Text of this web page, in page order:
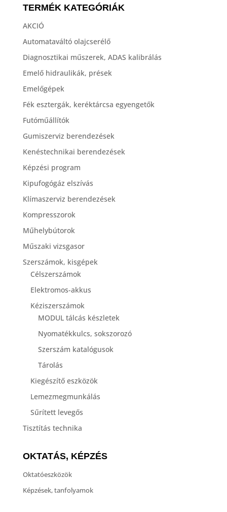
TERMÉK KATEGÓRIÁK
AKCIÓ
Automataváltó olajcserélő
Diagnosztikai műszerek, ADAS kalibrálás
Emelő hidraulikák, prések
Emelőgépek
Fék esztergák, keréktárcsa egyengetők
Futóműállítók
Gumiszerviz berendezések
Kenéstechnikai berendezések
Képzési program
Kipufogógáz elszívás
Klímaszerviz berendezések
Kompresszorok
Műhelybútorok
Műszaki vizsgasor
Szerszámok, kisgépek
Célszerszámok
Elektromos-akkus
Kéziszerszámok
MODUL tálcás készletek
Nyomatékkulcs, sokszorozó
Szerszám katalógusok
Tárolás
Kiegészítő eszközök
Lemezmegmunkálás
Sűrített levegős
Tisztítás technika
OKTATÁS, KÉPZÉS
Oktatóeszközök
Képzések, tanfolyamok